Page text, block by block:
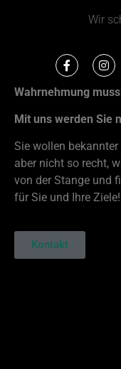
Wir
Wahrnehmung
Mit uns werden Sie
Sie wollen
aber nicht so recht,
von der Stange und
für Sie und Ihre Ziele!
Kontakt